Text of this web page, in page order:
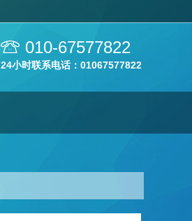
010-67577822
24小时联系电话：01067577822